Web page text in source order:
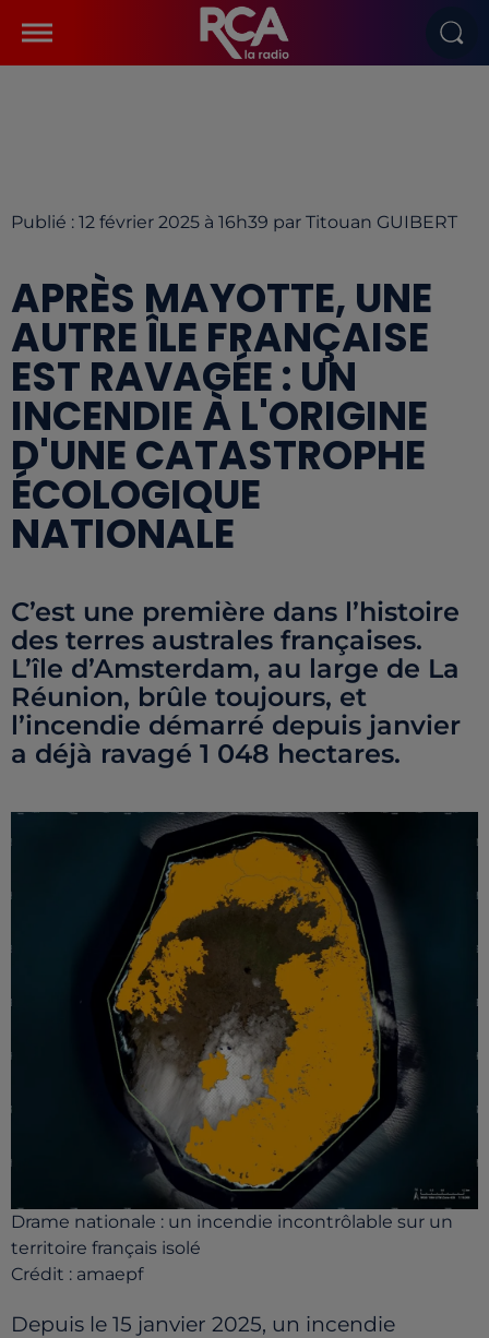
Publié : 12 février 2025 à 16h39 par Titouan GUIBERT
APRÈS MAYOTTE, UNE
AUTRE ÎLE FRANÇAISE
EST RAVAGÉE : UN
INCENDIE À L'ORIGINE
D'UNE CATASTROPHE
ÉCOLOGIQUE
NATIONALE
C’est une première dans l’histoire
des terres australes françaises.
L’île d’Amsterdam, au large de La
Réunion, brûle toujours, et
l’incendie démarré depuis janvier
a déjà ravagé 1 048 hectares.
Drame nationale : un incendie incontrôlable sur un
territoire français isolé
Crédit : amaepf
Depuis le 15 janvier 2025, un incendie